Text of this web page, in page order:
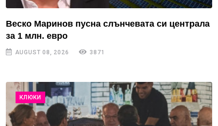
Веско Маринов пусна слънчевата си централа
за 1 млн. евро
AUGUST 08, 2026 3871
КЛЮКИ